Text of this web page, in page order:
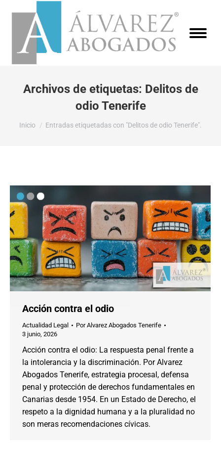
Archivos de etiquetas: Delitos de
odio Tenerife
Estás aquí:
Inicio Entradas etiquetadas con "Delitos de odio Tenerife".
Acción contra el odio
Actualidad Legal PorAlvarez Abogados Tenerife
3 junio, 2026
Acción contra el odio: La respuesta penal frente a
la intolerancia y la discriminación. Por Alvarez
Abogados Tenerife, estrategia procesal, defensa
penal y protección de derechos fundamentales en
Canarias desde 1954. En un Estado de Derecho, el
respeto a la dignidad humana y a la pluralidad no
son meras recomendaciones cívicas.